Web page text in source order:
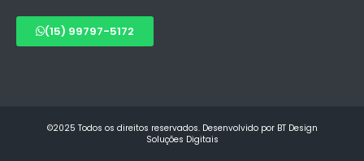
(15) 99797-5172
©2025 Todos os direitos reservados. Desenvolvido por BT Design
Soluções Digitais